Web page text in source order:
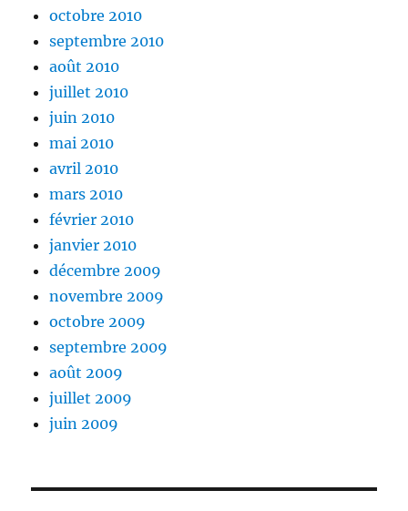
octobre 2010
septembre 2010
août 2010
juillet 2010
juin 2010
mai 2010
avril 2010
mars 2010
février 2010
janvier 2010
décembre 2009
novembre 2009
octobre 2009
septembre 2009
août 2009
juillet 2009
juin 2009